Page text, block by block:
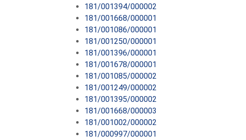
181/001394/000002
181/001668/000001
181/001086/000001
181/001250/000001
181/001396/000001
181/001678/000001
181/001085/000002
181/001249/000002
181/001395/000002
181/001668/000003
181/001002/000002
181/000997/000001